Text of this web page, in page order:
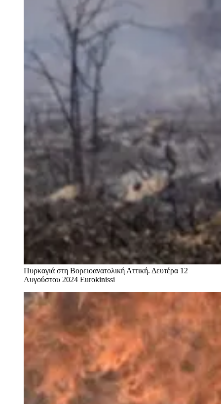
Πυρκαγιά στη Βορειοανατολική Αττική. Δευτέρα 12
Αυγούστου 2024 Eurokinissi